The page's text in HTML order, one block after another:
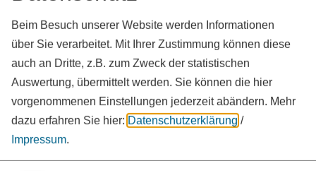
Beim Besuch unserer Website werden Informationen
über Sie verarbeitet. Mit Ihrer Zustimmung können diese
auch an Dritte, z.B. zum Zweck der statistischen
Auswertung, übermittelt werden. Sie können die hier
vorgenommenen Einstellungen jederzeit abändern. Mehr
dazu erfahren Sie hier: Datenschutzerklärung /
Impressum.